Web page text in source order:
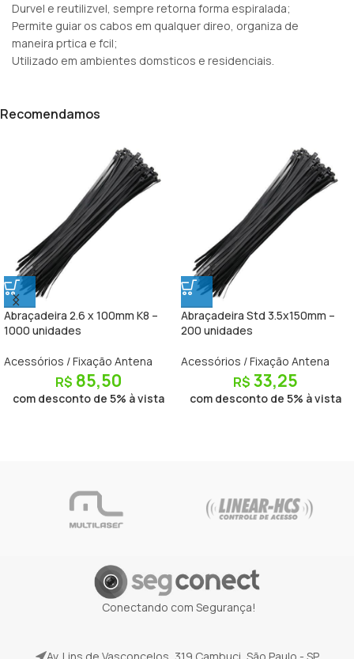
Durvel e reutilizvel, sempre retorna forma espiralada;
Permite guiar os cabos em qualquer direo, organiza de
maneira prtica e fcil;
Utilizado em ambientes domsticos e residenciais.
Recomendamos
Abraçadeira 2.6 x 100mm K8 –
1000 unidades
Acessórios / Fixação Antena
R$ 85,50
com desconto de 5% à vista
Abraçadeira Std 3.5x150mm –
200 unidades
Acessórios / Fixação Antena
R$ 33,25
com desconto de 5% à vista
Conectando com Segurança!
Av. Lins de Vasconcelos, 319 Cambuci, São Paulo - SP